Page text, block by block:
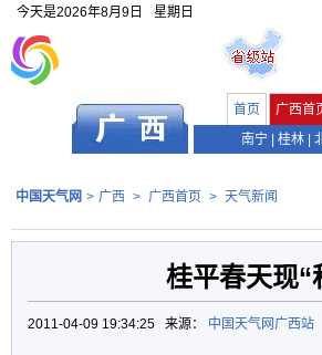
今天是2026年8月9日 星期日
首页 广西首
南宁
桂林
中国天气网 > 广西 > 广西首页 > 天气新闻
桂平春天现“
2011-04-09 19:34:25 来源： 中国天气网广西站